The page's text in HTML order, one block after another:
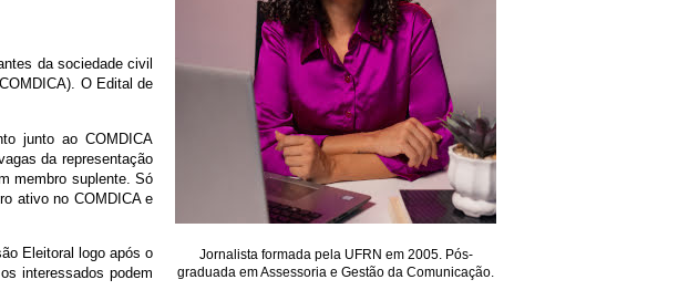
da sociedade civil
O Edital de
junto ao COMDICA
da representação
membro suplente. Só
ativo no COMDICA e
Eleitoral logo após o
interessados podem
Jornalista formada pela UFRN em 2005. Pós-
graduada em Assessoria e Gestão da Comunicação.